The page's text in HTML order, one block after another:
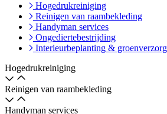
Hogedrukreiniging
Reinigen van raambekleding
Handyman services
Ongediertebestrijding
Interieurbeplanting &
Hogedrukreiniging
Reinigen van raambekleding
Handyman services